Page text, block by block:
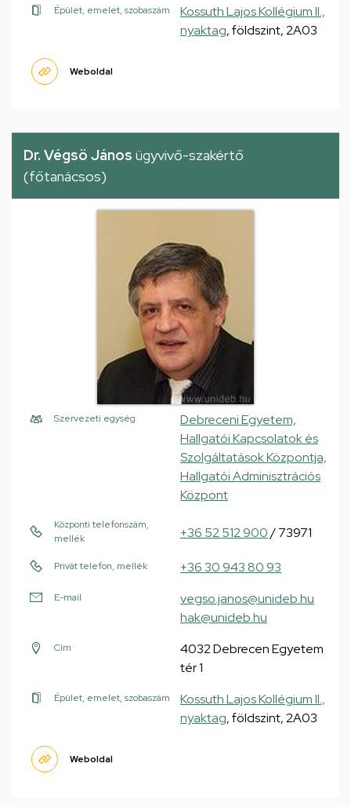
Épület, emelet, szobaszám
Kossuth Lajos Kollégium II.,
nyaktag, földszint, 2A03
Weboldal
Dr. Végsö János ügyvivő-szakértő
(főtanácsos)
Szervezeti egység
Debreceni Egyetem,
Hallgatói Kapcsolatok és
Szolgáltatások Központja,
Hallgatói Adminisztrációs
Központ
Központi telefonszám,
mellék
+36 52 512 900/ 73971
Privát telefon, mellék +36 30 943 80 93
E-mail
vegso.janos@unideb.hu
hak@unideb.hu
Cím
4032 Debrecen Egyetem
tér 1
Épület, emelet, szobaszám
Kossuth Lajos Kollégium II.,
nyaktag, földszint, 2A03
Weboldal